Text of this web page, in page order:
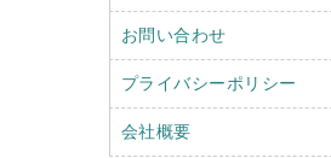
お問い合わせ
プライバシーポリシー
会社概要